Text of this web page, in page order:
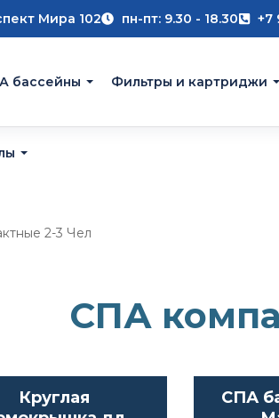
Мира 102 пн-пт: 9.30 - 18.30 +7
бассейны Фильтры и картриджи
2-3 Чел
СПА
Круглая
СПА